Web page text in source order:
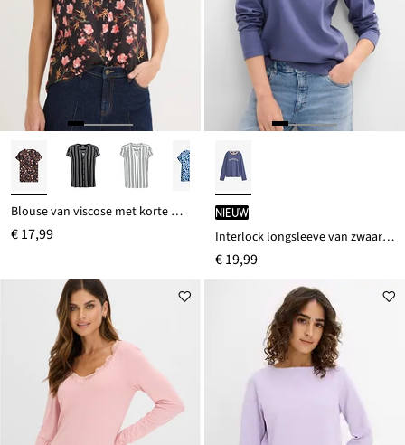
Blouse van viscose met korte mouwen
€ 17,99
Nieuw
Interlock longsleeve van zwaar biologisch katoen
€ 19,99